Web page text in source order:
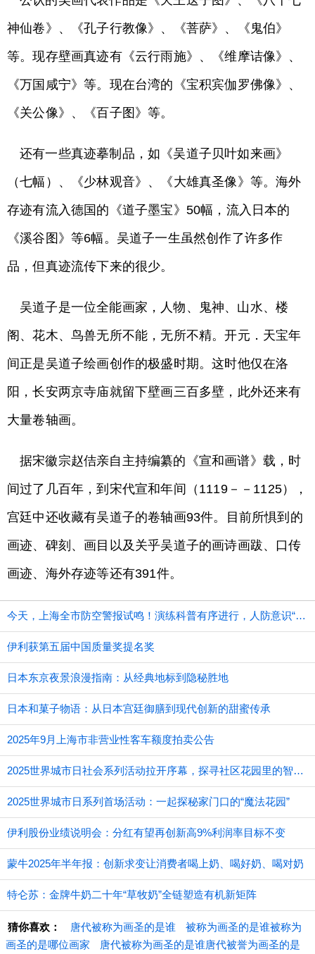
神仙卷》、《孔子行教像》、《菩萨》、《鬼伯》
等。现存壁画真迹有《云行雨施》、《维摩诘像》、
《万国咸宁》等。现在台湾的《宝积宾伽罗佛像》、
《关公像》、《百子图》等。
还有一些真迹摹制品，如《吴道子贝叶如来画》
（七幅）、《少林观音》、《大雄真圣像》等。海外
存迹有流入德国的《道子墨宝》50幅，流入日本的
《溪谷图》等6幅。吴道子一生虽然创作了许多作
品，但真迹流传下来的很少。
吴道子是一位全能画家，人物、鬼神、山水、楼
阁、花木、鸟兽无所不能，无所不精。开元．天宝年
间正是吴道子绘画创作的极盛时期。这时他仅在洛
阳，长安两京寺庙就留下壁画三百多壁，此外还来有
大量卷轴画。
据宋徽宗赵佶亲自主持编纂的《宣和画谱》载，时
间过了几百年，到宋代宣和年间（1119－－1125），
宫廷中还收藏有吴道子的卷轴画93件。目前所惧到的
画迹、碑刻、画目以及关乎吴道子的画诗画跋、口传
画迹、海外存迹等还有391件。
今天，上海全市防空警报试鸣！演练科普有序进行，人防意识“声入人心”
伊利获第五届中国质量奖提名奖
日本东京夜景浪漫指南：从经典地标到隐秘胜地
日本和菓子物语：从日本宫廷御膳到现代创新的甜蜜传承
2025年9月上海市非营业性客车额度拍卖公告
2025世界城市日社会系列活动拉开序幕，探寻社区花园里的智慧应用
2025世界城市日系列首场活动：一起探秘家门口的“魔法花园”
伊利股份业绩说明会：分红有望再创新高9%利润率目标不变
蒙牛2025年半年报：创新求变让消费者喝上奶、喝好奶、喝对奶
特仑苏：金牌牛奶二十年“草牧奶”全链塑造有机新矩阵
猜你喜欢： 唐代被称为画圣的是谁
被称为画圣的是谁被称为
画圣的是哪位画家
唐代被称为画圣的是谁唐代被誉为画圣的是